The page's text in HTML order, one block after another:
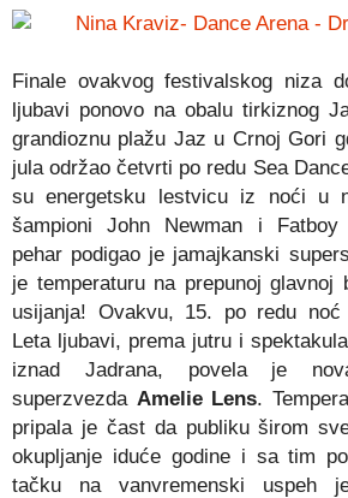
Finale ovakvog festivalskog niza
ljubavi ponovo na obalu tirkiznog
grandioznu plažu Jaz u Crnoj Gori
jula održao četvrti po redu Sea
su energetsku lestvicu iz noći u
šampioni John Newman i Fatboy
pehar podigao je jamajkanski
je temperaturu na prepunoj glavnoj
usijanja! Ovakvu, 15. po redu noć
Leta ljubavi, prema jutru i
iznad Jadrana, povela je
superzvezda Amelie Lens.
pripala je čast da publiku širom
okupljanje iduće godine i sa tim
tačku na vanvremenski uspeh